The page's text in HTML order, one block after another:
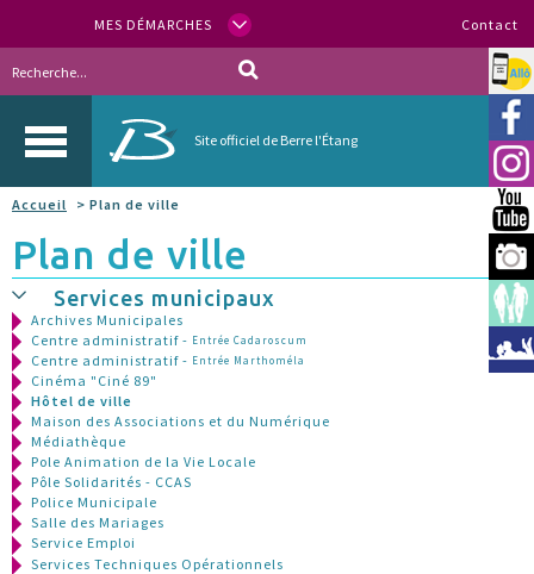
MES DÉMARCHES Contact
Site officiel de Berre l'Étang
Allo
Accueil > Plan de ville
Plan de ville
Services municipaux
Archives Municipales
Centre administratif - Entrée Cadaroscum
Centre administratif - Entrée Marthoméla
Cinéma "Ciné 89"
Hôtel de ville
Maison des Associations et du Numérique
Médiathèque
Pole Animation de la Vie Locale
Pôle Solidarités - CCAS
Police Municipale
Salle des Mariages
Service Emploi
Services Techniques Opérationnels